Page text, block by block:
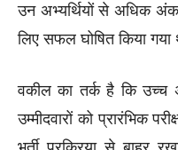
उन अभ्यर्थियों से अधिक अंक
लिए सफल घोषित किया गया
वकील का तर्क है कि उच्च
उम्मीदवारों को प्रारंभिक